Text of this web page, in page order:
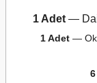
1 Adet—
1 Adet—